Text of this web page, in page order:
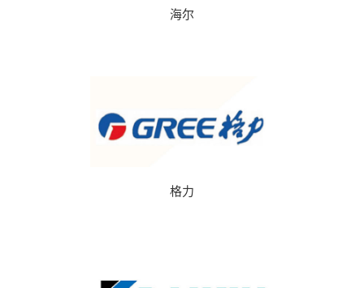
海尔
格力